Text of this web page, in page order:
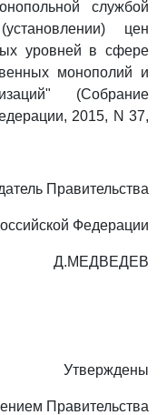
службой
цен
уровней в сфере
монополий и
(Собрание
2015, N 37,
Правительства
Федерации
Д.МЕДВЕДЕВ
Утверждены
Правительства